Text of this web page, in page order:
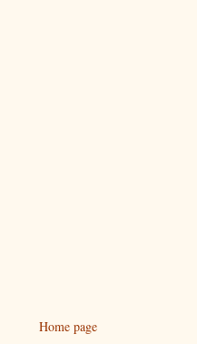
Home page